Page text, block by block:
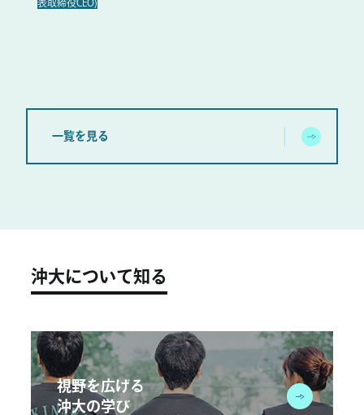
表取締役CEO)
一覧を見る
沖大について知る
視野を広げる
沖大の学び